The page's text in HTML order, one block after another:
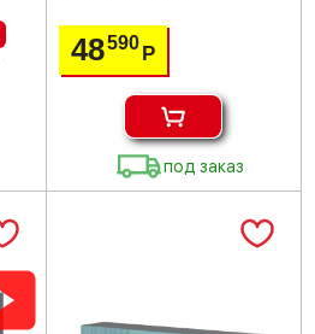
48590 Р
под заказ